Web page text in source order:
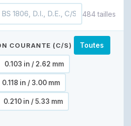
484 tailles
COURANTE (C/S) Toutes
0.103 in / 2.62 mm
0.118 in / 3.00 mm
0.210 in / 5.33 mm